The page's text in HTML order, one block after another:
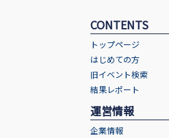
CONTENTS
トップページ
はじめての方
旧イベント検索
結果レポート
運営情報
企業情報